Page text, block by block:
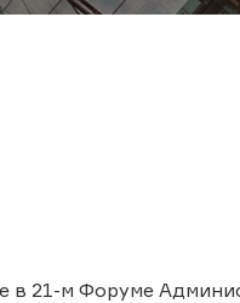
в 21-м Форуме